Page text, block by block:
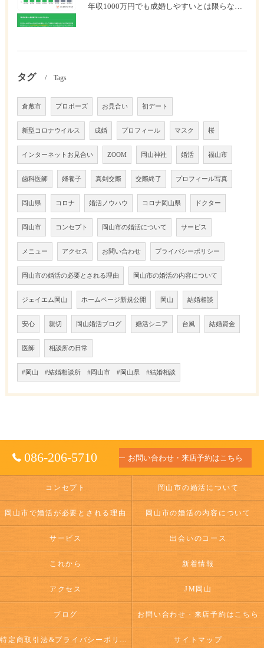
年収1000万円でも成婚しやすいとは限らない? 「年収帯別の成婚率」のリアル
タグ Tags
倉敷市 プロポーズ お見合い 初デート
新型コロナウイルス 成婚 プロフィール マスク 桜
インターネットお見合い ZOOM 岡山神社 婚活 福山市
歯科医師 婿養子 真剣交際 交際終了 プロフィール写真
岡山県 コロナ 婚活ノウハウ コロナ岡山県 ドクター
岡山市 コンセプト 岡山市の婚活について サービス
メニュー アクセス お問い合わせ プライバシーポリシー
岡山市の婚活の必要とされる理由 岡山市の婚活の内容について
ジェイエム岡山 ホームページ新規公開 岡山 結婚相談
安心 親切 岡山婚活ブログ 婚活シニア 台風 結婚資金
医師 相談所の日常
#岡山 #結婚相談所 #岡山市 #岡山県 #結婚相談
086-206-5710 お問い合わせ・来店予約はこちら
コンセプト 岡山市の婚活について
岡山市で婚活が必要とされる理由 岡山市の婚活の内容について
サービス 出会いのコース
これから 新着情報
アクセス JM岡山
ブログ お問い合わせ・来店予約はこちら
特定商取引法&プライバシーポリシー サイトマップ